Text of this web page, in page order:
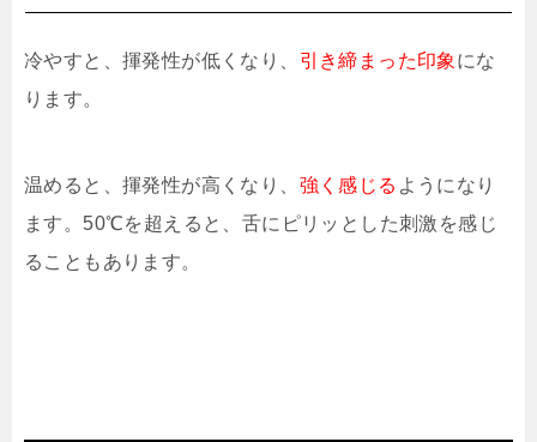
冷やすと、揮発性が低くなり、 引き締まった印象 にな
ります。
温めると、揮発性が高くなり、 強く感じる ようになり
ます。50℃を超えると、舌にピリッとした刺激を感じ
ることもあります。